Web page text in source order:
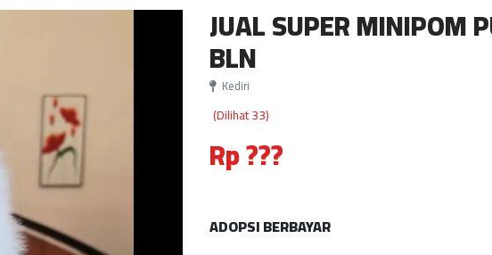
JUAL SUPER MINIPOM
BLN
Kediri
(Dilihat 33)
Rp ???
ADOPSI BERBAYAR